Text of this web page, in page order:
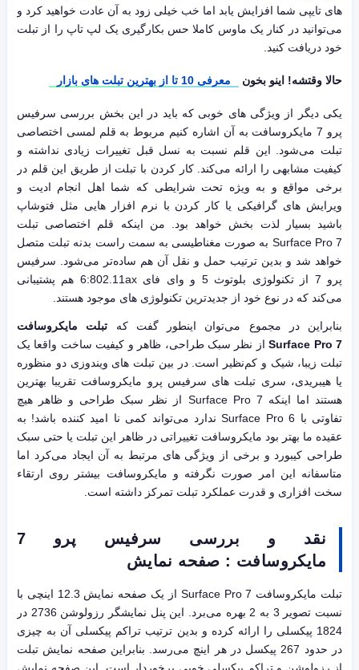
های تایپی شما افزایش یابد اما خب خیلی زود به آن عادت خواهید کرد و
می‌توانید در کنار یک ماوس کاملا حس بکارگیری یک لپ تاپ را از تبلت
خود دریافت کنید.
حالا وقتشه! اینو بخون معرفی 10 تا از بهترین تبلت های بازار
یکی دیگر از ویژگی های خوبی که باید در این بخش بررسی سرفیس
پرو 7 مایکروسافت به آن اشاره کنیم مربوط به قلم لمسی اختصاصی
تبلت می‌شود. این قلم نسبت به نسل قبل تغییرات زیادی نداشته و
کیفیت مشابهی را ارائه می‌کند. کار کردن با تبلت از طریق این قلم در
برخی مواقع و به ویژه تحت شرایطی که شما اهل انجام ادیت و
ویرایش های گرافیکی یا کار کردن با نرم افزار هایی مثل فتوشاپ
باشید بسیار لذت بخش خواهد بود. من اینکه قلم اختصاصی تبلت
Surface Pro 7 به صورت مغناطیسی به سمت راست بدنه تبلت متصل
خواهد شد و بدین ترتیب حمل و نقل آن هم ساده‌تر می‌شود. سرفیس
پرو 7 از تکنولوژی بلوتوث 5 و وای فای 6:802.11ax هم پشتیبانی
می‌کند که در نوع خود از جدیدترین تکنولوژی های موجود هستند.
بنابراین در مجموع می‌توان اینطور گفت که تبلت مایکروسافت
Surface Pro 7از نظر سبک طراحی، ظاهر و کیفیت ساخت واقعا یک
تبلت زیبا، شیک و کم‌نظیر است. در بین تبلت های ویندوزی دو منظوره
یا هیبریدی، سری تبلت های سرفیس پرو مایکروسافت تقریبا بهترین
هستند اما اینکه Surface Pro 7 از نظر سبک طراحی و ظاهر هیچ
تفاوتی با Surface Pro 6 ندارد می‌تواند کمی نا امید کننده باشد! به
عقیده ما بهتر بود مایکروسافت تغییراتی در ظاهر این تبلت یا حتی سبک
طراحی کیبورد و برخی از ویژگی های مرتبط به آن ایجاد می‌کرد اما
متاسفانه این امر صورت نگرفته و مایکروسافت بیشتر روی ارتقاء
سخت افزاری و قدرت عملکرد تبلت تمرکز داشته است.
نقد و بررسی سرفیس پرو 7
مایکروسافت : صفحه نمایش
تبلت مایکروسافت Surface Pro 7 از یک صفحه نمایش 12.3 اینچی با
نسبت تصویر 3 به 2 بهره می‌برد. این پنل نمایشگر رزولوشن 2736 در
1824 پیکسلی را ارائه کرده و بدین ترتیب تراکم پیکسلی آن به چیزی
در حدود 267 پیکسل در هر اینچ می‌رسد. بنابراین صفحه نمایش تبلت